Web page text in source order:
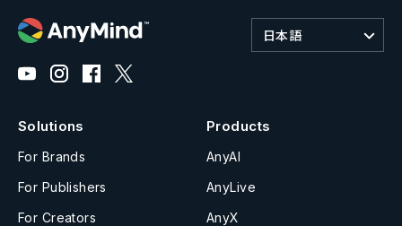
日本語
Solutions
For Brands
For Publishers
For Creators
Products
AnyAI
AnyLive
AnyX